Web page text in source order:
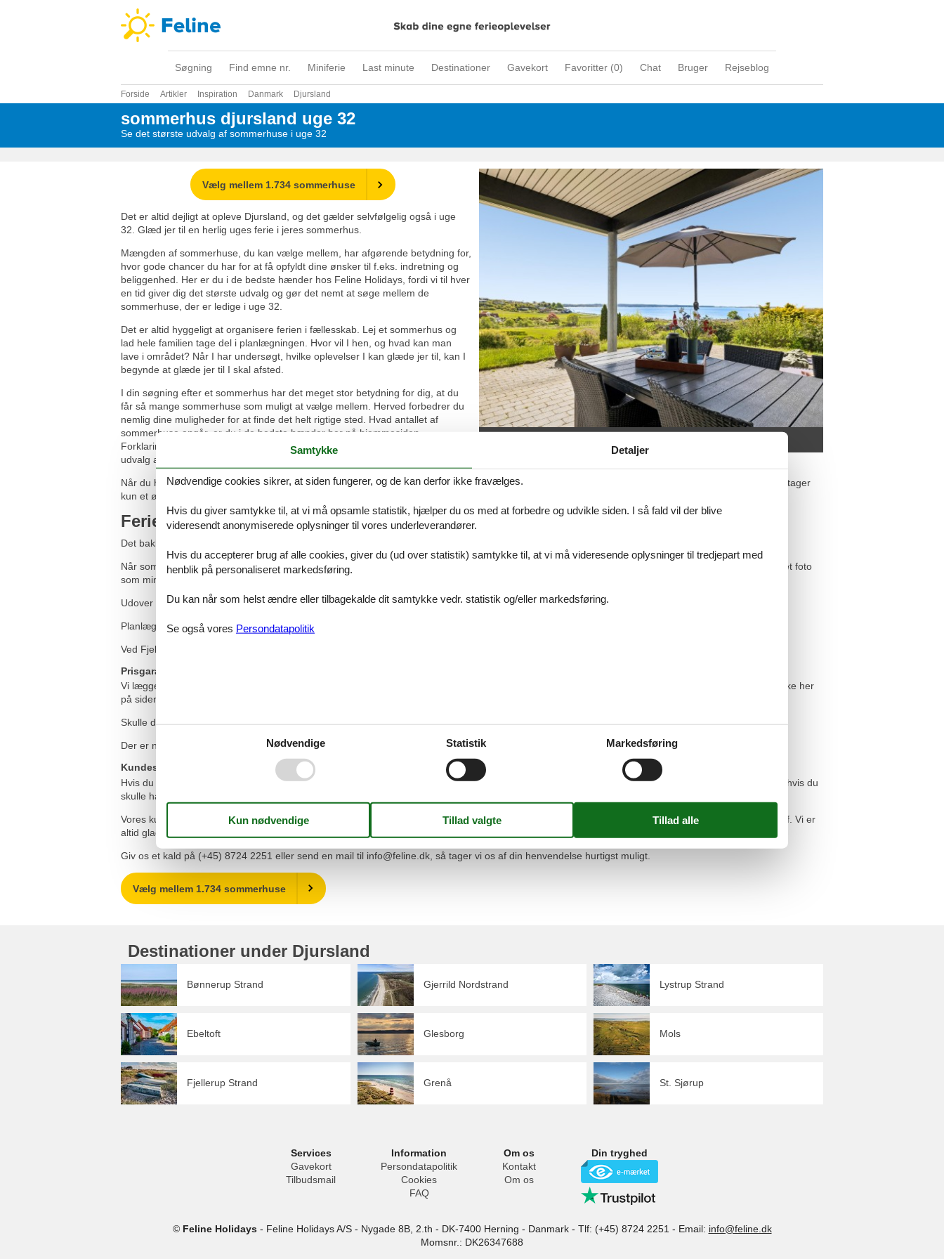
Søgning Find emne nr. Miniferie Last minute Destinationer Gavekort Favoritter (0) Chat Bruger Rejseblog
Forside Artikler Inspiration Danmark Djursland
sommerhus djursland uge 32
Se det største udvalg af sommerhuse i uge 32
Vælg mellem 1.734 sommerhuse
Det er altid dejligt at opleve Djursland, og det gælder selvfølgelig også i uge
32. Glæd jer til en herlig uges ferie i jeres sommerhus.
Mængden af sommerhuse, du kan vælge mellem, har afgørende betydning for,
hvor gode chancer du har for at få opfyldt dine ønsker til f.eks. indretning og
beliggenhed. Her er du i de bedste hænder hos Feline Holidays, fordi vi til hver
en tid giver dig det største udvalg og gør det nemt at søge mellem de
sommerhuse, der er ledige i uge 32.
Det er altid hyggeligt at organisere ferien i fællesskab. Lej et sommerhus og
lad hele familien tage del i planlægningen. Hvor vil I hen, og hvad kan man
lave i området? Når I har undersøgt, hvilke oplevelser I kan glæde jer til, kan I
begynde at glæde jer til I skal afsted.
I din søgning efter et sommerhus har det meget stor betydning for dig, at du
får så mange sommerhuse som muligt at vælge mellem. Herved forbedrer du
nemlig dine muligheder for at finde det helt rigtige sted. Hvad antallet af
sommerhuse angår, er du i de bedste hænder her på hjemmesiden.
Forklaringen er at det altid er hos Feline Holidays, at du finder det største
udvalg af sommerhuse. Hver eneste dag, året rundt.
Når du har fundet det sommerhus, du kunne tænke dig, mangler du kun at få overstået bookingen. Den foregår ganske ubesværet over nettet, og det tager
kun et øjeblik at få den på plads. Herefter kan I alle begynde at glæde jer, til I skal af sted.
Ferieoplevelserne venter - se hvad I bl.a. kan opleve:
Det bakkede istidsskabte landskab på Djursland flader ud mod Kattegat og skaber hermed perfekte familievenlige strande.
Når sommeren går på held, blomster lyngen mange steder på Djursland. I Grenå Plantage blander hede sig med skov - et skønt sted for en gåtur og et foto
som minde om ferien.
Udover Det Blå Flag som tegn på høj vandkvalitet er der ved Grenå Sydstrand gode forhold også for kørestolsbrugere.
Planlægger I en tur til Kalø Slotsruin, bør I overveje at tage cyklerne. Der er cykelstier med havudsigt hele vejen.
Ved Fjellerup Strand er der alle de faciliteter, der er med til at gøre en dag ved stranden perfekt. Vigtigst er de skønne is i vaffelbageriet.
Prisgaranti
Vi lægger afgørende vægt på at vise dig det største udvalg af sommerhuse til den laveste, pris. Der er prisgaranti på alle de sommerhuse, du kan booke her
på siden - og du bliver helt automatisk dækket af den, når du lejer et sommerhus gennem os.
Skulle du finde det sommerhus, du har lejet, til en billigere pris hos en konkurrent, matcher vi den lavere pris, sådan at du får udbetalt prisforskellen.
Der er nogle betingelser, som skal være opfyldt, for at gøre brug af Feline Holidays's prisgaranti. Du kan læse betingelserne på
Kundeservice
Hvis du føler at du har brug for assistance eller spørgsmål omkring et sommerhus, er du velkommen til at kontakte os. Det samme gælder naturligvis, hvis du
skulle have specielle ønsker til dit sommerhus.
Vores kundemedarbejdere har årelang erfaring med alle former for udlejning af sommerhuse. Den erfaring er du meget velkommen til at benytte dig af. Vi er
altid glade for at hjælpe.
Giv os et kald på (+45) 8724 2251 eller send en mail til info@feline.dk, så tager vi os af din henvendelse hurtigst muligt.
Vælg mellem 1.734 sommerhuse
Destinationer under Djursland
Bønnerup Strand
Ebeltoft
Fjellerup Strand
Gjerrild Nordstrand
Glesborg
Grenå
Lystrup Strand
Mols
St. Sjørup
Services
Gavekort
Tilbudsmail
Information
Persondatapolitik
Cookies
FAQ
Om os
Kontakt
Om os
Din tryghed
© Feline Holidays- Feline Holidays A/S- Nygade 8B, 2.th - DK-7400 Herning - Danmark - Tlf: (+45) 8724 2251 - Email: info@feline.dk
Momsnr.: DK26347688
Samtykke Detaljer
Nødvendige cookies sikrer, at siden fungerer, og de kan derfor ikke fravælges.
Hvis du giver samtykke til, at vi må opsamle statistik, hjælper du os med at forbedre og udvikle siden. I så fald vil der blive
videresendt anonymiserede oplysninger til vores underleverandører.
Hvis du accepterer brug af alle cookies, giver du (ud over statistik) samtykke til, at vi må videresende oplysninger til tredjepart med
henblik på personaliseret markedsføring.
Du kan når som helst ændre eller tilbagekalde dit samtykke vedr. statistik og/eller markedsføring.
Se også vores Persondatapolitik
Nødvendige Statistik Markedsføring